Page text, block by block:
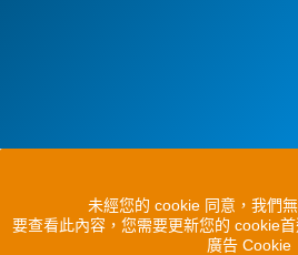
未經您的 cookie 同意，我們
要查看此內容，您需要更新您的 cookie
廣告 Cookie